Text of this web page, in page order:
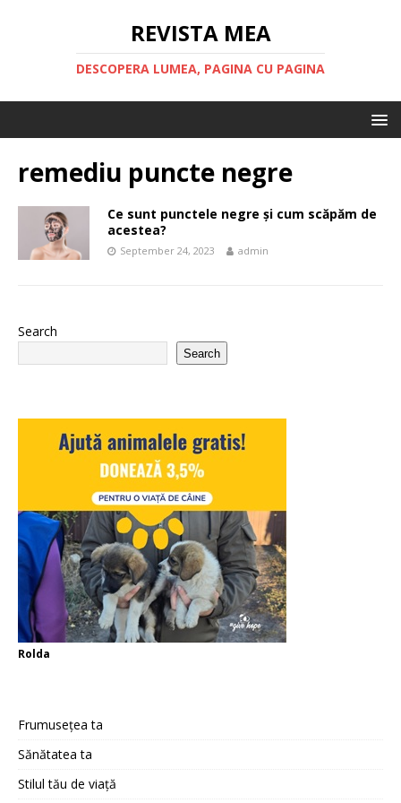
REVISTA MEA
DESCOPERA LUMEA, PAGINA CU PAGINA
remediu puncte negre
Ce sunt punctele negre și cum scăpăm de
acestea?
September 24, 2023 admin
Search
Search
Rolda
Frumusețea ta
Sănătatea ta
Stilul tău de viață